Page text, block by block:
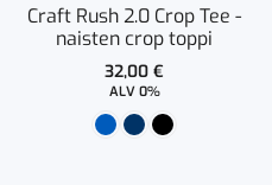
Craft Rush 2.0 Crop Tee -
naisten crop toppi
32,00€
ALV 0%